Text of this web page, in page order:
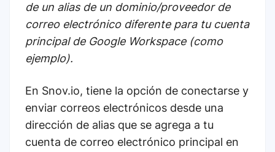
de un alias de un dominio/proveedor de
correo electrónico diferente para tu cuenta
principal de Google Workspace (como
ejemplo).
En Snov.io, tiene la opción de conectarse y
enviar correos electrónicos desde una
dirección de alias que se agrega a tu
cuenta de correo electrónico principal en